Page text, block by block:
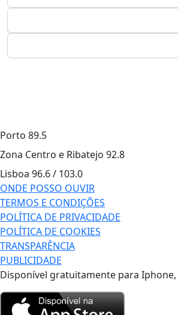
Porto 89.5
Zona Centro e Ribatejo 92.8
Lisboa 96.6 / 103.0
ONDE POSSO OUVIR
TERMOS E CONDIÇÕES
POLÍTICA DE PRIVACIDADE
POLÍTICA DE COOKIES
TRANSPARÊNCIA
PUBLICIDADE
Disponível gratuitamente para